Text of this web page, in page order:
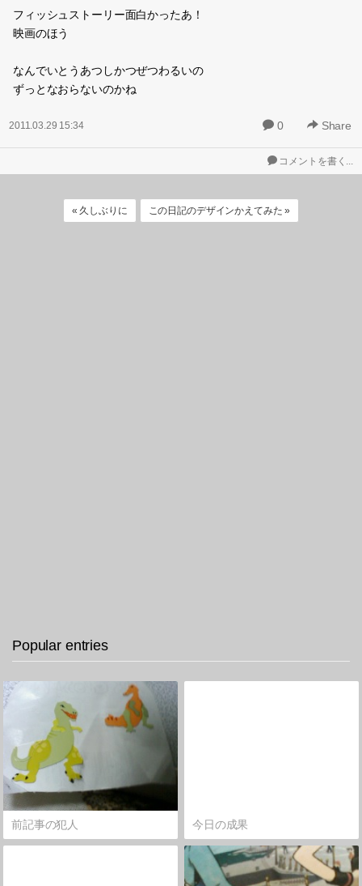
フィッシュストーリー面白かったあ！
映画のほう
なんでいとうあつしかつぜつわるいの
ずっとなおらないのかね
2011.03.29 15:34 0 Share
コメントを書く...
« 久しぶりに この日記のデザインかえてみた »
Popular entries
前記事の犯人 今日の成果